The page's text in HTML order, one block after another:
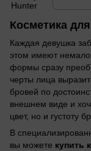
Косметика
Каждая девушка
этом имеют
формы сразу
черты лица
бровей по
внешнем виде и
цвет, но и густоту
В
вы можете купить